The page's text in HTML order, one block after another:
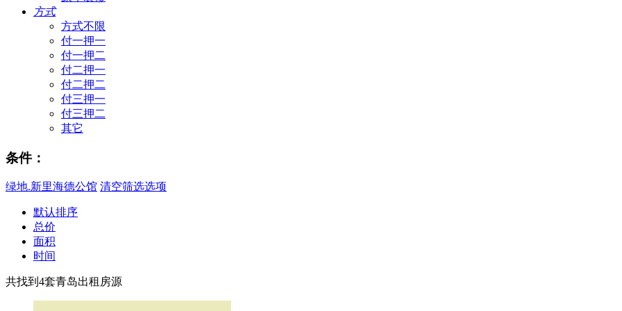
方式
方式不限
付一押一
付一押二
付二押一
付二押二
付三押一
付三押二
其它
条件：
绿地.新里海德公馆 清空筛选选项
默认排序
总价
面积
时间
共找到 4套青岛出租房源